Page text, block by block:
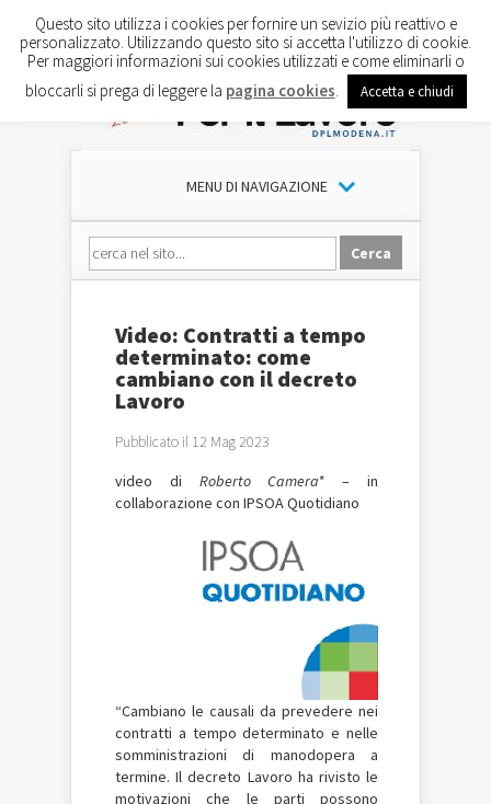
MENU DI NAVIGAZIONE
Video: Contratti a tempo
determinato: come
cambiano con il decreto
Lavoro
Pubblicato il 12 Mag 2023
video di Roberto Camera* – in
collaborazione con IPSOA Quotidiano
“Cambiano le causali da prevedere nei
contratti a tempo determinato e nelle
somministrazioni di manodopera a
termine. Il decreto Lavoro ha rivisto le
motivazioni che le parti possono
Questo sito utilizza i cookies per fornire un sevizio più reattivo e
personalizzato. Utilizzando questo sito si accetta l'utilizzo di cookie.
Per maggiori informazioni sui cookies utilizzati e come eliminarli o
bloccarli si prega di leggere la pagina cookies Accetta e chiudi